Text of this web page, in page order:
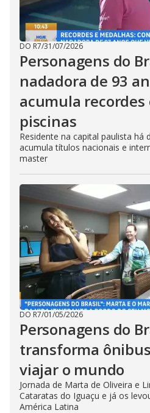
DO R7/31/07/2026
Personagens do
nadadora de 93
acumula
piscinas
Residente na capital paulista há
acumula títulos nacionais e
master
DO R7/01/05/2026
Personagens do
transforma
viajar o mundo
Jornada de Marta de Oliveira e
Cataratas do Iguaçu e já os
América Latina